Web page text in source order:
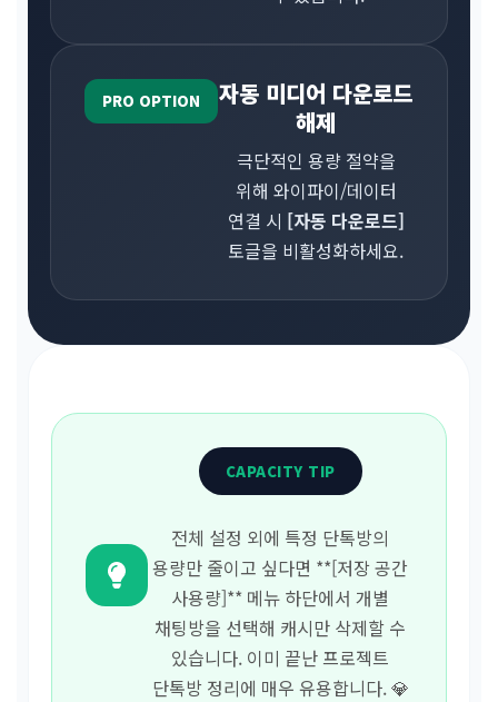
PRO OPTION
자동 미디어 다운로드
해제
극단적인 용량 절약을
위해 와이파이/데이터
연결 시 [자동 다운로드]
토글을 비활성화하세요.
CAPACITY TIP
전체 설정 외에 특정 단톡방의
용량만 줄이고 싶다면 **[저장 공간
사용량]** 메뉴 하단에서 개별
채팅방을 선택해 캐시만 삭제할 수
있습니다. 이미 끝난 프로젝트
단톡방 정리에 매우 유용합니다. 💎